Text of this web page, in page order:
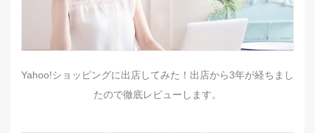
Yahoo!ショッピングに出店してみた！出店から3年が経ちまし
たので徹底レビューします。